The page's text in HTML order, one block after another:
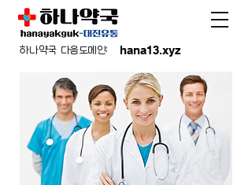
hana13.xyz
하나약국 다음도메인: